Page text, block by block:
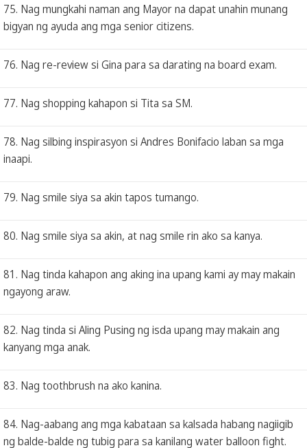
75. Nag mungkahi naman ang Mayor na dapat unahin munang
bigyan ng ayuda ang mga senior citizens.
76. Nag re-review si Gina para sa darating na board exam.
77. Nag shopping kahapon si Tita sa SM.
78. Nag silbing inspirasyon si Andres Bonifacio laban sa mga
inaapi.
79. Nag smile siya sa akin tapos tumango.
80. Nag smile siya sa akin, at nag smile rin ako sa kanya.
81. Nag tinda kahapon ang aking ina upang kami ay may makain
ngayong araw.
82. Nag tinda si Aling Pusing ng isda upang may makain ang
kanyang mga anak.
83. Nag toothbrush na ako kanina.
84. Nag-aabang ang mga kabataan sa kalsada habang nagiigib
ng balde-balde ng tubig para sa kanilang water balloon fight.